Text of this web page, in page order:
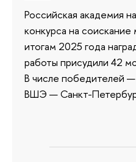
Российская академия
конкурса на
итогам 2025 года
работы присудили 42
В числе победителей
ВШЭ — Санкт-